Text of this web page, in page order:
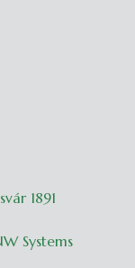
1891
Systems